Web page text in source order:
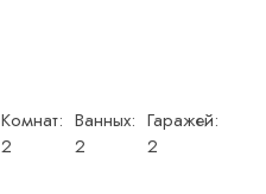
Комнат:
2
Ванных:
2
Гаражей:
2